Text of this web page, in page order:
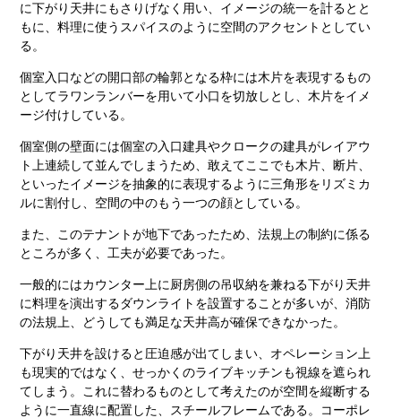
に下がり天井にもさりげなく用い、イメージの統一を計るとと
もに、料理に使うスパイスのように空間のアクセントとしてい
る。
個室入口などの開口部の輪郭となる枠には木片を表現するもの
としてラワンランバーを用いて小口を切放しとし、木片をイメ
ージ付けしている。
個室側の壁面には個室の入口建具やクロークの建具がレイアウ
ト上連続して並んでしまうため、敢えてここでも木片、断片、
といったイメージを抽象的に表現するように三角形をリズミカ
ルに割付し、空間の中のもう一つの顔としている。
また、このテナントが地下であったため、法規上の制約に係る
ところが多く、工夫が必要であった。
一般的にはカウンター上に厨房側の吊収納を兼ねる下がり天井
に料理を演出するダウンライトを設置することが多いが、消防
の法規上、どうしても満足な天井高が確保できなかった。
下がり天井を設けると圧迫感が出てしまい、オペレーション上
も現実的ではなく、せっかくのライブキッチンも視線を遮られ
てしまう。これに替わるものとして考えたのが空間を縦断する
ように一直線に配置した、スチールフレームである。コーポレ